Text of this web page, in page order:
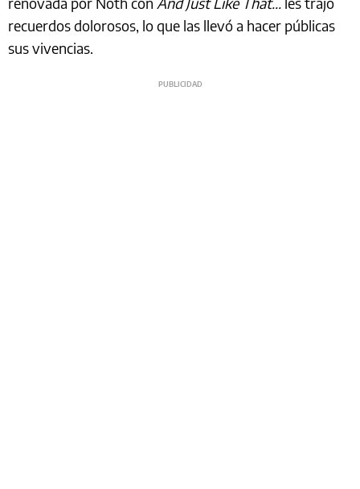
recuerdos dolorosos, lo que las llevó a hacer públicas
sus vivencias.